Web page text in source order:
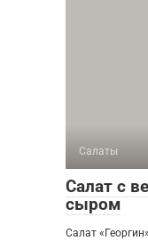
Салаты
Салат с
сыром
Салат